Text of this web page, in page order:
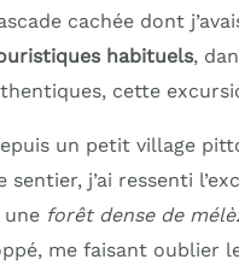
cachée dont
habituels,
cette
un petit village
sentier, j’ai ressenti
une forêt dense de
me faisant oublier